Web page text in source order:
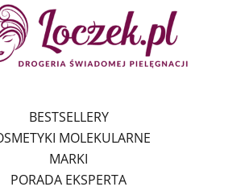
BESTSELLERY
MOLEKULARNE
MARKI
PORADA EKSPERTA